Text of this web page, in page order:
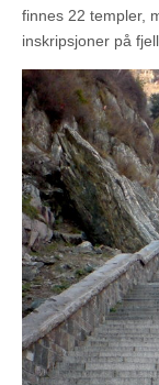
finnes 22 templer,
inskripsjoner på